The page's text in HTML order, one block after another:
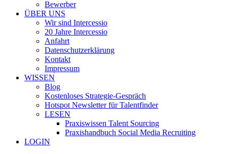
Bewerber
ÜBER UNS
Wir sind Intercessio
20 Jahre Intercessio
Anfahrt
Datenschutzerklärung
Kontakt
Impressum
WISSEN
Blog
Kostenloses Strategie-Gespräch
Hotspot Newsletter für Talentfinder
LESEN
Praxiswissen Talent Sourcing
Praxishandbuch Social Media Recruiting
LOGIN